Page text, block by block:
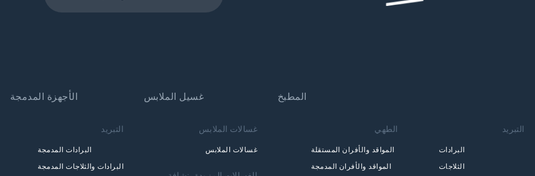
المطبخ
التبريد
البرادات
الثلاجات
الطهي
المواقد والأفران المستقلة
المواقد والأفران المدمجة
غسيل الملابس
غسالات الملابس
غسالات الملابس
الأجهزة المدمجة
التبريد
البرادات المدمجة
البرادات والثلاجات المدمجة